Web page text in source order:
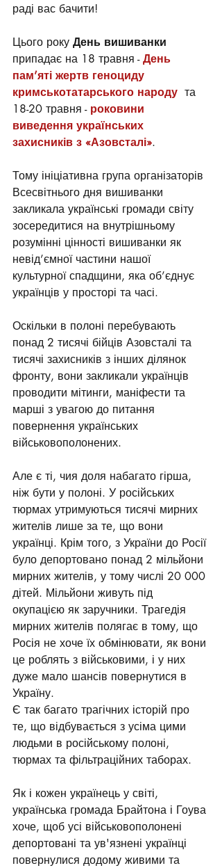
раді вас бачити!
Цього року День вишиванки
припадає на 18 травня - День
пам’яті жертв геноциду
кримськотатарського народу та
18-20 травня - роковини
виведення українських
захисників з «Азовсталі».
Тому ініціативна група організаторів
Всесвітнього дня вишиванки
закликала українські громади світу
зосередитися на внутрішньому
розумінні цінності вишиванки як
невід’ємної частини нашої
культурної спадщини, яка об’єднує
українців у просторі та часі.
Оскільки в полоні перебувають
понад 2 тисячі бійців Азовсталі та
тисячі захисників з інших ділянок
фронту, вони закликали українців
проводити мітинги, маніфести та
марші з увагою до питання
повернення українських
військовополонених.
Але є ті, чия доля набагато гірша,
ніж бути у полоні. У російських
тюрмах утримуються тисячі мирних
жителів лише за те, що вони
українці. Крім того, з України до Росії
було депортовано понад 2 мільйони
мирних жителів, у тому числі 20 000
дітей. Мільйони живуть під
окупацією як заручники. Трагедія
мирних жителів полягає в тому, що
Росія не хоче їх обмінювати, як вони
це роблять з військовими, і у них
дуже мало шансів повернутися в
Україну.
Є так багато трагічних історій про
те, що відбувається з усіма цими
людьми в російському полоні,
тюрмах та фільтраційних таборах.
Як і кожен українець у світі,
українська громада Брайтона і Гоува
хоче, щоб усі військовополонені
депортовані та ув'язнені українці
повернулися додому живими та